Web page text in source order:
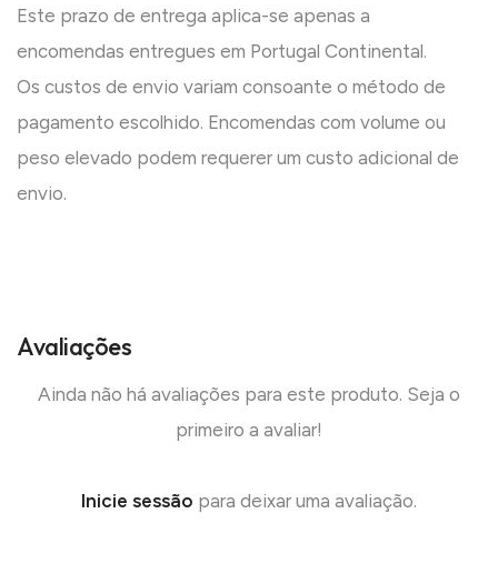
Este prazo de entrega aplica-se apenas a
encomendas entregues em Portugal Continental.
Os custos de envio variam consoante o método de
pagamento escolhido. Encomendas com volume ou
peso elevado podem requerer um custo adicional de
envio.
Avaliações
Ainda não há avaliações para este produto. Seja o
primeiro a avaliar!
Inicie sessão para deixar uma avaliação.